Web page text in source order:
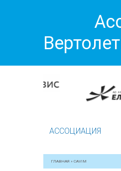
АССОЦИАЦИЯ
ГЛАВНАЯ » CAVIM